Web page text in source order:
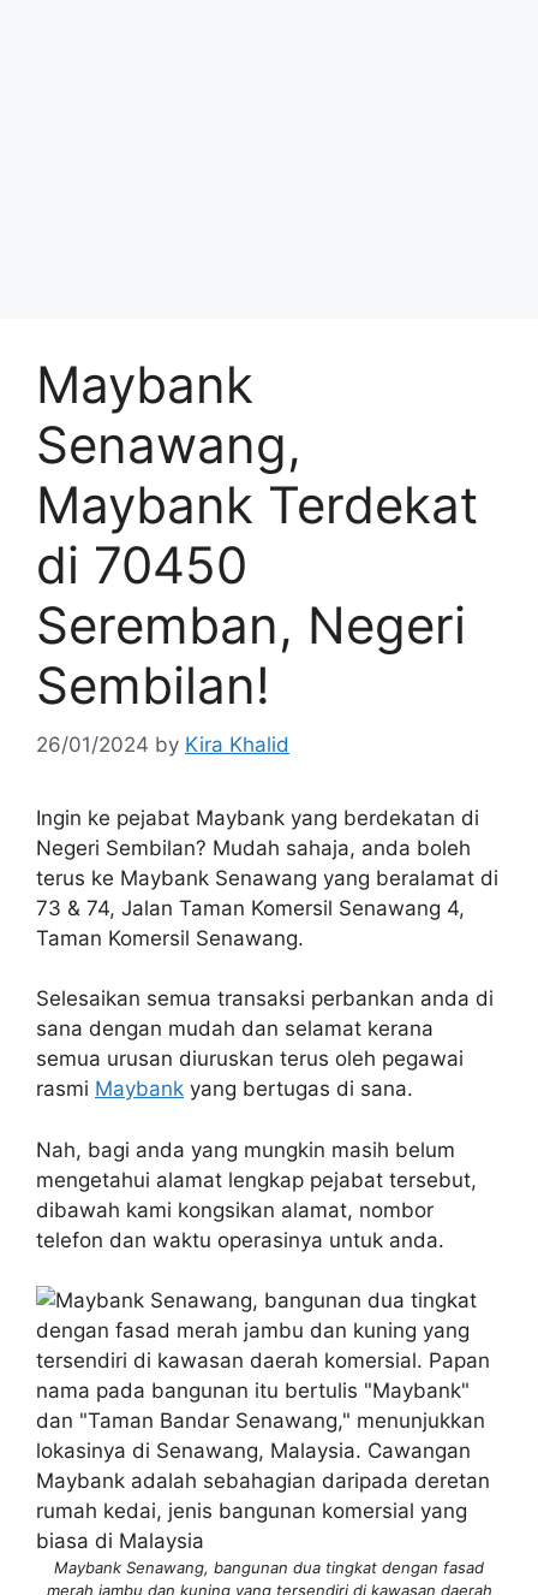
Maybank
Senawang,
Maybank Terdekat
di 70450
Seremban, Negeri
Sembilan!
26/01/2024 by Kira Khalid
Ingin ke pejabat Maybank yang berdekatan di
Negeri Sembilan? Mudah sahaja, anda boleh
terus ke Maybank Senawang yang beralamat di
73 & 74, Jalan Taman Komersil Senawang 4,
Taman Komersil Senawang.
Selesaikan semua transaksi perbankan anda di
sana dengan mudah dan selamat kerana
semua urusan diuruskan terus oleh pegawai
rasmi Maybank yang bertugas di sana.
Nah, bagi anda yang mungkin masih belum
mengetahui alamat lengkap pejabat tersebut,
dibawah kami kongsikan alamat, nombor
telefon dan waktu operasinya untuk anda.
Maybank Senawang, bangunan dua tingkat dengan fasad
merah jambu dan kuning yang tersendiri di kawasan daerah